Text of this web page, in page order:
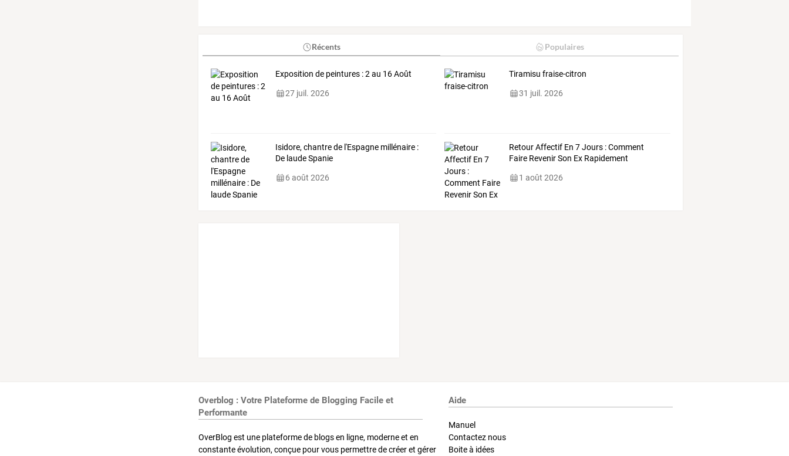
Récents Populaires
Exposition de peintures : 2 au 16 Août
27 juil. 2026
Tiramisu fraise-citron
31 juil. 2026
Isidore, chantre de l'Espagne millénaire :
De laude Spanie
6 août 2026
Retour Affectif En 7 Jours : Comment
Faire Revenir Son Ex Rapidement
1 août 2026
Overblog : Votre Plateforme de Blogging Facile et
Performante
OverBlog est une plateforme de blogs en ligne, moderne et en
constante évolution, conçue pour vous permettre de créer et gérer
Aide
Manuel
Contactez nous
Boite à idées